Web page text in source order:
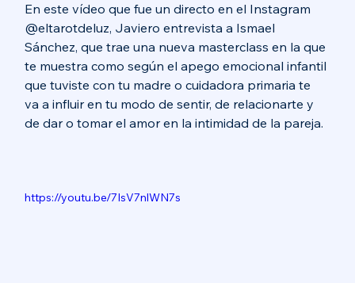
En este vídeo que fue un directo en el Instagram
@eltarotdeluz, Javiero entrevista a Ismael
Sánchez, que trae una nueva masterclass en la que
te muestra como según el apego emocional infantil
que tuviste con tu madre o cuidadora primaria te
va a influir en tu modo de sentir, de relacionarte y
de dar o tomar el amor en la intimidad de la pareja.
https://youtu.be/7IsV7nlWN7s